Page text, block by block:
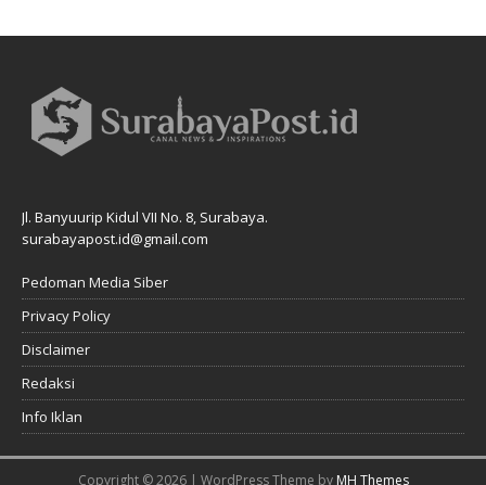
Jl. Banyuurip Kidul VII No. 8, Surabaya.
surabayapost.id@gmail.com
Pedoman Media Siber
Privacy Policy
Disclaimer
Redaksi
Info Iklan
Copyright © 2026 | WordPress Theme by MH Themes